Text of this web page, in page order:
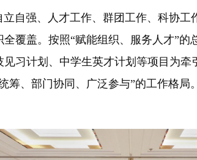
强、人才工作、群团工作、科协工
覆盖。按照“赋能组织、服务人才”
习计划、中学生英才计划等项目为
筹、部门协同、广泛参与”的工作格